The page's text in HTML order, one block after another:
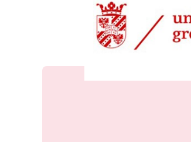
18 mei 2026, 08:44